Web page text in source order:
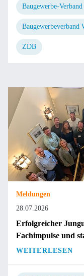
Baugewerbe-
Baugewerbeverband
ZDB
Meldungen
28.07.2026
Erfolgreicher
Fachimpulse und
WEITERLESEN